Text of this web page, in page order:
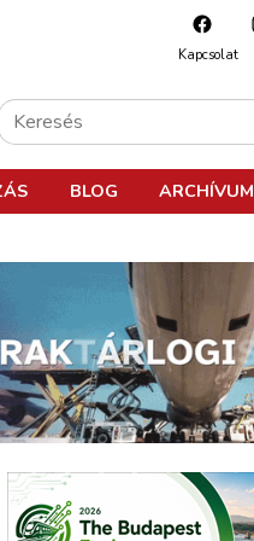
Kapcsolat
BLOG ARCHÍVUM